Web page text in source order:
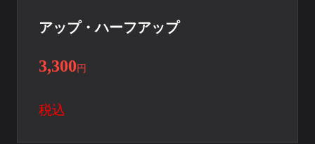
アップ・ハーフアップ
3,300 円
税込